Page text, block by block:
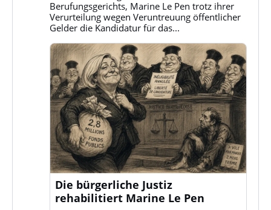
ansehenBerufungsgerichts, Marine Le Pen trotz ihrer
Verurteilung wegen Veruntreuung öffentlicher
Gelder die Kandidatur für das...
Die bürgerliche Justiz
rehabilitiert Marine Le Pen